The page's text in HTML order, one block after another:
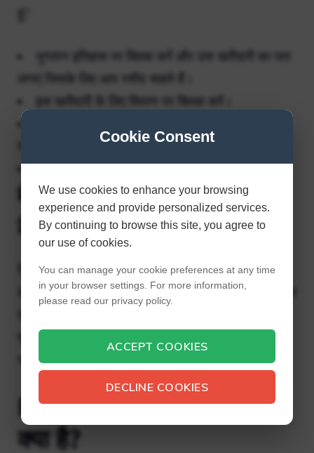
Cookie Consent
We use cookies to enhance your browsing
experience and provide personalized services.
By continuing to browse this site, you agree to
our use of cookies.
You can manage your cookie preferences at any time
in your browser settings. For more information,
please read our privacy policy.
ACCEPT COOKIES
DECLINE COOKIES
भुगतान इतिहास पर क्लिक करें और उस खरीदारी का पता
लगाएं जिसके लिए आप रसीद चाहते हैं।
इस खरीदारी के लिए विवरण पर क्लिक करें।
रसीद सफलतापूर्वक पुनः भेजे जाने पर प्रदर्शित होगी।
अपनी रसीद के लिए अपना इनबॉक्स जांचें।
मैं वी बक्स इतिहास की जाँच
कैसे कर सकता हूँ?
ऐसा करने के लिए, आपको अपने नियमित एपिक क्रेडेंशियल्स
का उपयोग करके एपिक गेम्स स्टोर में ऑनलाइन या मोबाइल पर
सूची से “लेन-देन” चुनें। आपकी एपिक गेम्स स्टोर खरीदारी
सूची यहां दिखाई देगी।
Fortnite में बिलिंग आईडी
क्या है?